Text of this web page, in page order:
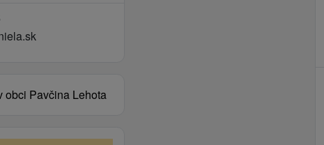
obci Pavčina Lehota